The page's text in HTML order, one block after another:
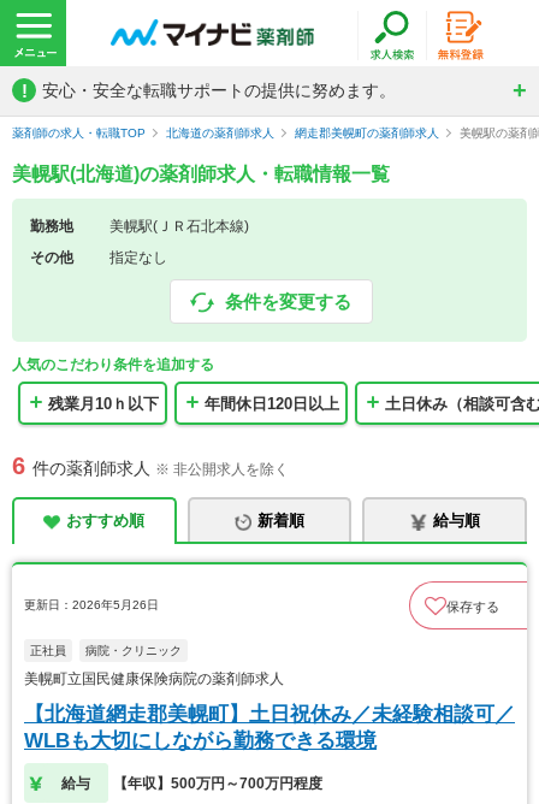
! 安心・安全な転職サポートの提供に努めます。
薬剤師の求人・転職TOP 北海道の薬剤師求人 網走郡美幌町の薬剤師求人 美幌駅の薬剤
美幌駅(北海道)の薬剤師求人・転職情報一覧
勤務地
美幌駅(ＪＲ石北本線)
その他
指定なし
条件を変更する
人気のこだわり条件を追加する
残業月10ｈ以下 年間休日120日以上 土日休み（相談可含
6 件の薬剤師求人 ※ 非公開求人を除く
おすすめ順 新着順 給与順
更新日：2026年5月26日 保存する
正社員 病院・クリニック
美幌町立国民健康保険病院の薬剤師求人
【北海道網走郡美幌町】土日祝休み／未経験相談可／
WLBも大切にしながら勤務できる環境
給与 【年収】500万円～700万円程度